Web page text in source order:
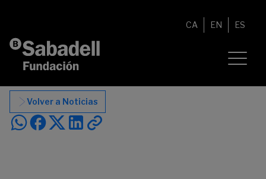
CA EN ES
Volver a Noticias